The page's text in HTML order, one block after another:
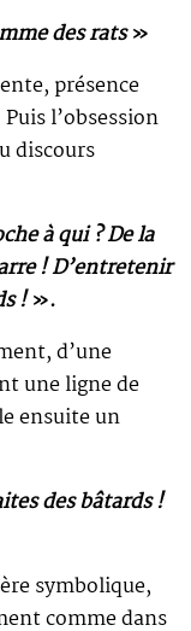
des rats»
présence
l’obsession
discours
à qui ? De la
! D’entretenir
!».
d’une
une ligne de
ensuite un
des bâtards !
symbolique,
comme dans